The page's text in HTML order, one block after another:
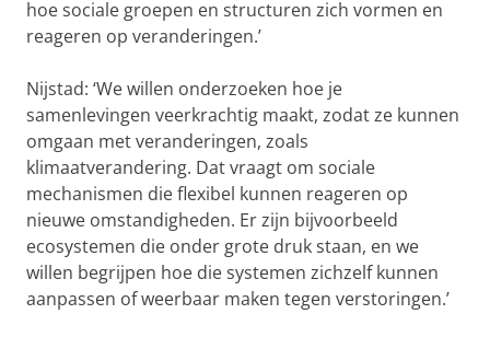
hoe sociale groepen en structuren zich vormen en
reageren op veranderingen.’
Nijstad: ‘We willen onderzoeken hoe je
samenlevingen veerkrachtig maakt, zodat ze kunnen
omgaan met veranderingen, zoals
klimaatverandering. Dat vraagt om sociale
mechanismen die flexibel kunnen reageren op
nieuwe omstandigheden. Er zijn bijvoorbeeld
ecosystemen die onder grote druk staan, en we
willen begrijpen hoe die systemen zichzelf kunnen
aanpassen of weerbaar maken tegen verstoringen.’